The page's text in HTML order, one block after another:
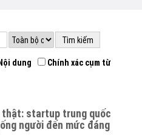
Nội dung Chính xác cụm từ
người đến mức đáng